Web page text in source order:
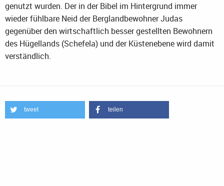
genutzt wurden. Der in der Bibel im Hintergrund immer
wieder fühlbare Neid der Berglandbewohner Judas
gegenüber den wirtschaftlich besser gestellten Bewohnern
des Hügellands (Schefela) und der Küstenebene wird damit
verständlich.
tweet teilen